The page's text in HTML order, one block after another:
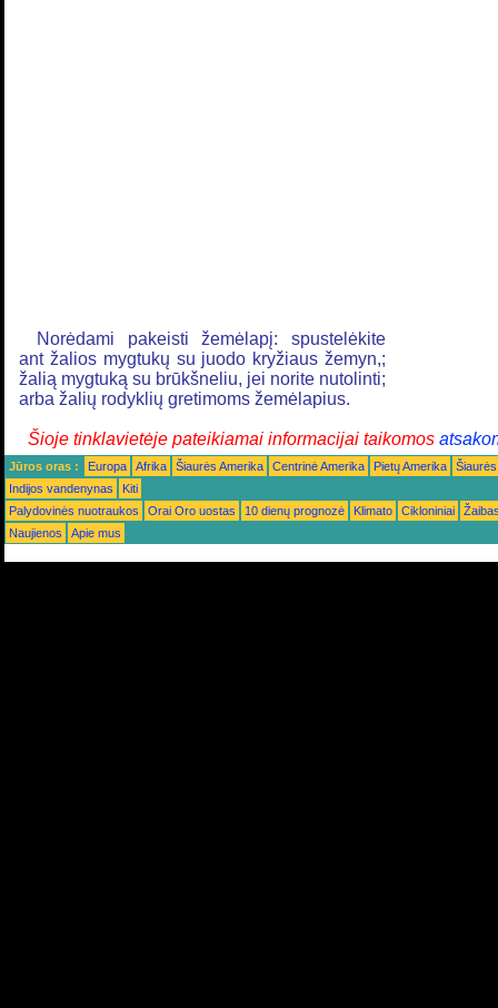
Norėdami pakeisti žemėlapį: spustelėkite
ant žalios mygtukų su juodo kryžiaus žemyn,;
žalią mygtuką su brūkšneliu, jei norite nutolinti;
arba žalių rodyklių gretimoms žemėlapius.
Šioje tinklavietėje pateikiamai informacijai taikomos
Jūros oras : Europa Afrika Šiaurės Amerika Centrinė Amerika Pietų Amerika
Indijos vandenynas
Kiti
Palydovinės nuotraukos
Orai Oro uostas 10 dienų prognozė Klimato Cikloniniai
Naujienos
Apie mus